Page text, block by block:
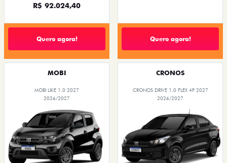
R$ 92.024,40
Quero agora! Quero agora!
MOBI
MOBI LIKE 1.0 2027
2026/2027
CRONOS
CRONOS DRIVE 1.0 FLEX 4P 2027
2026/2027